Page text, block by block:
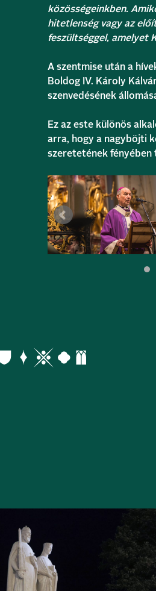
közösségeinkben.
hitetlenség vagy az
feszültséggel, amelyet
A szentmise után a
Boldog IV. Károly
szenvedésének
Ez az este különös
arra, hogy a nagyböjti
szeretetének fényében